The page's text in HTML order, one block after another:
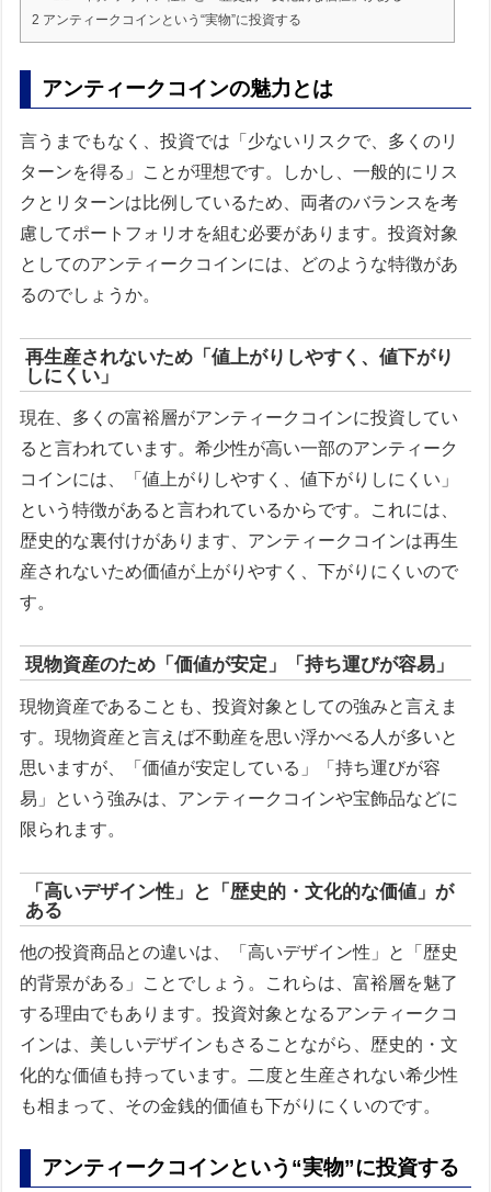
2 アンティークコインという“実物”に投資する
アンティークコインの魅力とは
言うまでもなく、投資では「少ないリスクで、多くのリ
ターンを得る」ことが理想です。しかし、一般的にリス
クとリターンは比例しているため、両者のバランスを考
慮してポートフォリオを組む必要があります。投資対象
としてのアンティークコインには、どのような特徴があ
るのでしょうか。
再生産されないため「値上がりしやすく、値下がり
しにくい」
現在、多くの富裕層がアンティークコインに投資してい
ると言われています。希少性が高い一部のアンティーク
コインには、「値上がりしやすく、値下がりしにくい」
という特徴があると言われているからです。これには、
歴史的な裏付けがあります、アンティークコインは再生
産されないため価値が上がりやすく、下がりにくいので
す。
現物資産のため「価値が安定」「持ち運びが容易」
現物資産であることも、投資対象としての強みと言えま
す。現物資産と言えば不動産を思い浮かべる人が多いと
思いますが、「価値が安定している」「持ち運びが容
易」という強みは、アンティークコインや宝飾品などに
限られます。
「高いデザイン性」と「歴史的・文化的な価値」が
ある
他の投資商品との違いは、「高いデザイン性」と「歴史
的背景がある」ことでしょう。これらは、富裕層を魅了
する理由でもあります。投資対象となるアンティークコ
インは、美しいデザインもさることながら、歴史的・文
化的な価値も持っています。二度と生産されない希少性
も相まって、その金銭的価値も下がりにくいのです。
アンティークコインという“実物”に投資する